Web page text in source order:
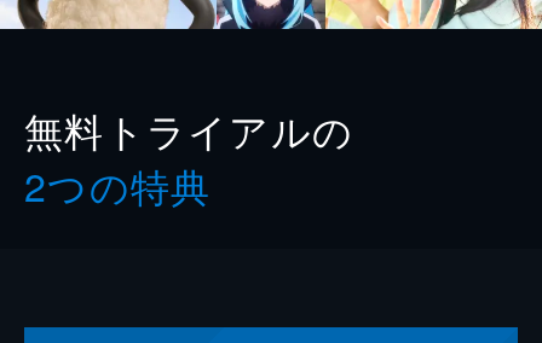
無料トライアルの
2つの特典